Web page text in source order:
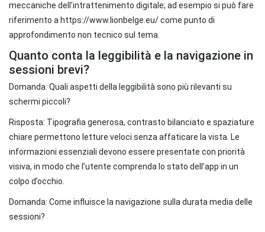
meccaniche dell’intrattenimento digitale; ad esempio si può fare
riferimento a https://www.lionbelge.eu/ come punto di
approfondimento non tecnico sul tema.
Quanto conta la leggibilità e la navigazione in
sessioni brevi?
Domanda: Quali aspetti della leggibilità sono più rilevanti su
schermi piccoli?
Risposta: Tipografia generosa, contrasto bilanciato e spaziature
chiare permettono letture veloci senza affaticare la vista. Le
informazioni essenziali devono essere presentate con priorità
visiva, in modo che l’utente comprenda lo stato dell’app in un
colpo d’occhio.
Domanda: Come influisce la navigazione sulla durata media delle
sessioni?